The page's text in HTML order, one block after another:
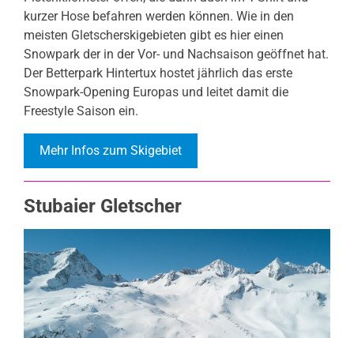
kurzer Hose befahren werden können. Wie in den
meisten Gletscherskigebieten gibt es hier einen
Snowpark der in der Vor- und Nachsaison geöffnet hat.
Der Betterpark Hintertux hostet jährlich das erste
Snowpark-Opening Europas und leitet damit die
Freestyle Saison ein.
Mehr Infos zum Skigebiet
Stubaier Gletscher